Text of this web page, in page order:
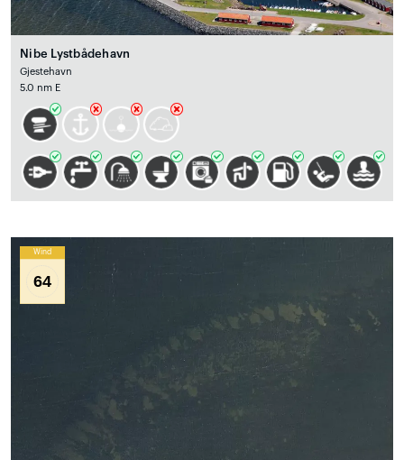
Nibe Lystbådehavn
Gjestehavn
5.0 nm E
Wind
64